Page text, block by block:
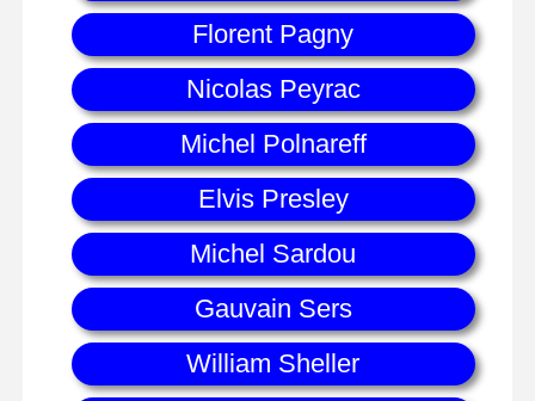
Florent Pagny
Nicolas Peyrac
Michel Polnareff
Elvis Presley
Michel Sardou
Gauvain Sers
William Sheller